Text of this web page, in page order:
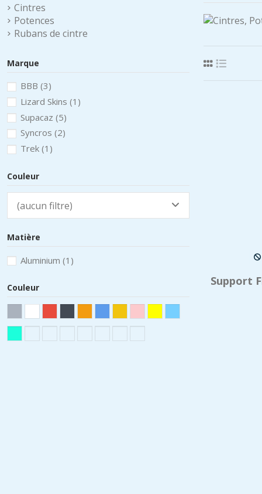
Support
Cintres
Potences
Rubans de cintre
Marque
BBB (3)
Lizard Skins (1)
Supacaz (5)
Syncros (2)
Trek (1)
Couleur
(aucun filtre)
Matière
Aluminium (1)
Couleur